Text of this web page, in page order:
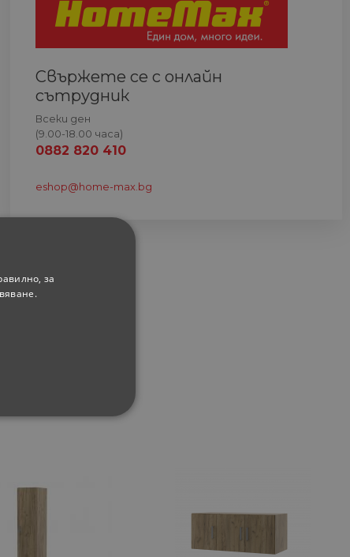
Свържете се с онлайн
сътрудник
Всеки ден
(9.00-18.00 часа)
0882 820 410
eshop@home-max.bg
за